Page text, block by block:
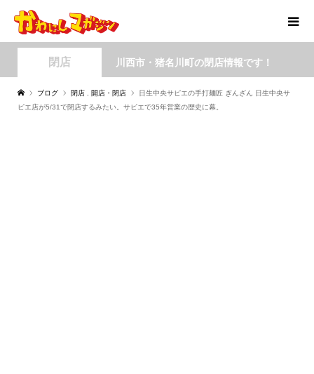
閉店 川西市・猪名川町の閉店情報です！
ブログ 閉店 開店・閉店
日生中央サピエの手打麺匠 ぎんざん 日生中央サ
ピエ店が5/31で閉店するみたい。サピエで35年営業の歴史に幕。